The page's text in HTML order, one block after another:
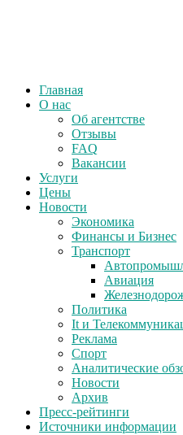
Главная
О нас
Об агентстве
Отзывы
FAQ
Вакансии
Услуги
Цены
Новости
Экономика
Финансы и Бизнес
Транспорт
Авиация
Политика
It и
Реклама
Спорт
Аналитические
Новости
Архив
Пресс-рейтинги
Источники информации